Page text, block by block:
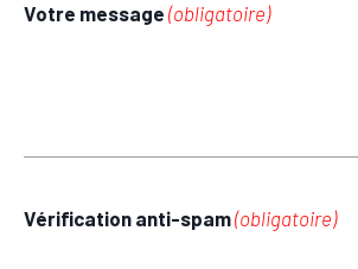
Votre message (obligatoire)
Vérification anti-spam(obligatoire)